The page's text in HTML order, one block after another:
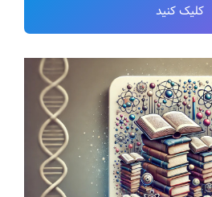
کلیک کنید